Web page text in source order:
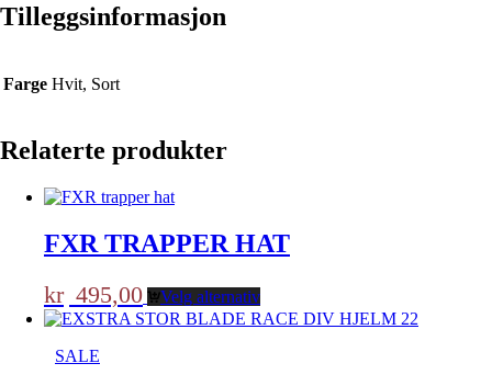
Tilleggsinformasjon
Farge Hvit, Sort
Relaterte produkter
FXR TRAPPER HAT
kr 495,00 Velg alternativ
SALE